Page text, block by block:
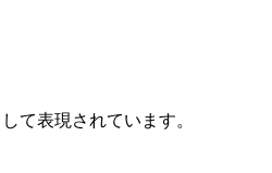
て表現されています。